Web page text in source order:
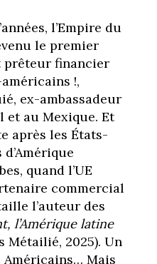
l’Empire du
le premier
financier
!,
ex-ambassadeur
et au Mexique. Et
après les États-
quand l’UE
commercial
l’auteur des
l’Amérique latine
Métailié, 2025). Un
Mais